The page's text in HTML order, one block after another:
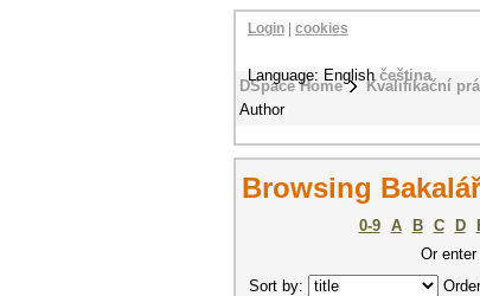
DSpace Home Kvalifikační
Author
Login cookies
Language: Englishčeština
Browsing
0-9 A B C D
Or
Sort by: